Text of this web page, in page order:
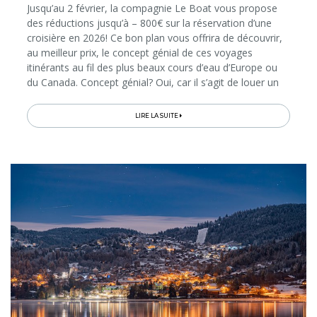
Jusqu’au 2 février, la compagnie Le Boat vous propose
des réductions jusqu’à – 800€ sur la réservation d’une
croisière en 2026! Ce bon plan vous offrira de découvrir,
au meilleur prix, le concept génial de ces voyages
itinérants au fil des plus beaux cours d’eau d’Europe ou
du Canada. Concept génial? Oui, car il s’agit de louer un
temps...
LIRE LA SUITE